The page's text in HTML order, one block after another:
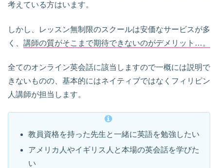
考えている方はいます。
しかし、レッスン無制限のスクールは安価なサービスが多
く、 講師の質がそこまで期待できないのがデメリット…。
全てのオンライン英会話に該当しますので一概には説明で
きないものの、基本的にはネイティブではなくフィリピン
人講師が担当します。
教員資格を持った先生と一緒に英語を勉強したい
アメリカ人やイギリス人と本場の英会話を学びた
い